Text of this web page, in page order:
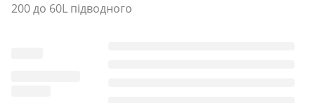
200 до 60L підводного